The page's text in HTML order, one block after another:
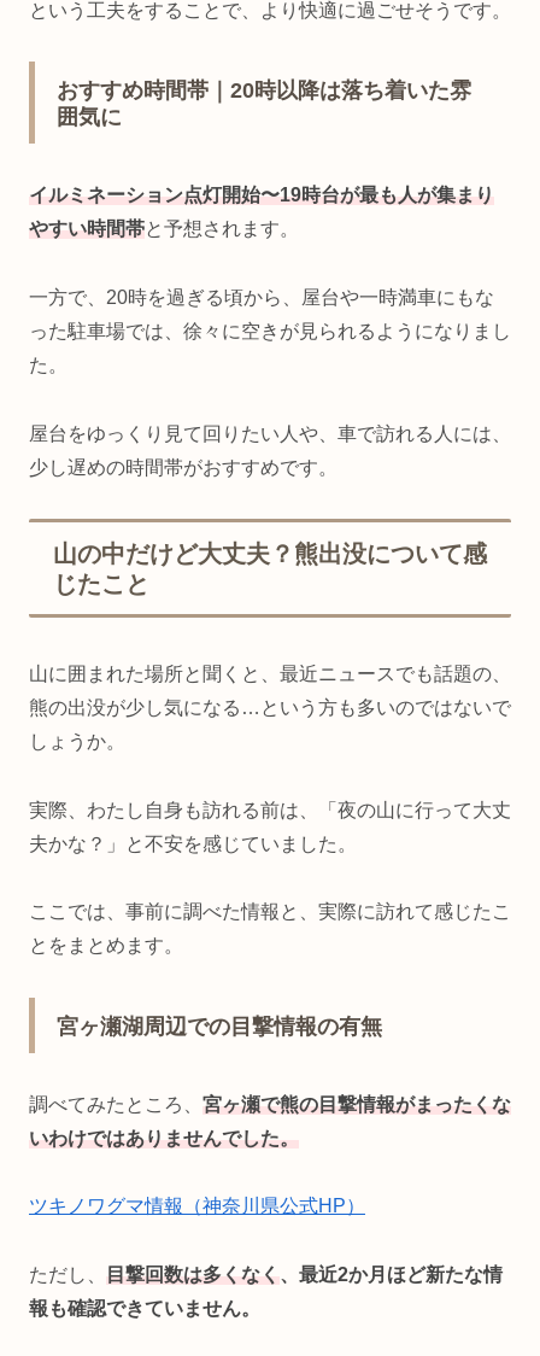
という工夫をすることで、より快適に過ごせそうです。
おすすめ時間帯｜20時以降は落ち着いた雰
囲気に
イルミネーション点灯開始〜19時台が最も人が集まり
やすい時間帯と予想されます。
一方で、20時を過ぎる頃から、屋台や一時満車にもな
った駐車場では、徐々に空きが見られるようになりまし
た。
屋台をゆっくり見て回りたい人や、車で訪れる人には、
少し遅めの時間帯がおすすめです。
山の中だけど大丈夫？熊出没について感
じたこと
山に囲まれた場所と聞くと、最近ニュースでも話題の、
熊の出没が少し気になる…という方も多いのではないで
しょうか。
実際、わたし自身も訪れる前は、「夜の山に行って大丈
夫かな？」と不安を感じていました。
ここでは、事前に調べた情報と、実際に訪れて感じたこ
とをまとめます。
宮ヶ瀬湖周辺での目撃情報の有無
調べてみたところ、 宮ヶ瀬で熊の目撃情報がまったくな
いわけではありませんでした。
ツキノワグマ情報（神奈川県公式HP）
ただし、 目撃回数は多くなく、最近2か月ほど新たな情
報も確認できていません。